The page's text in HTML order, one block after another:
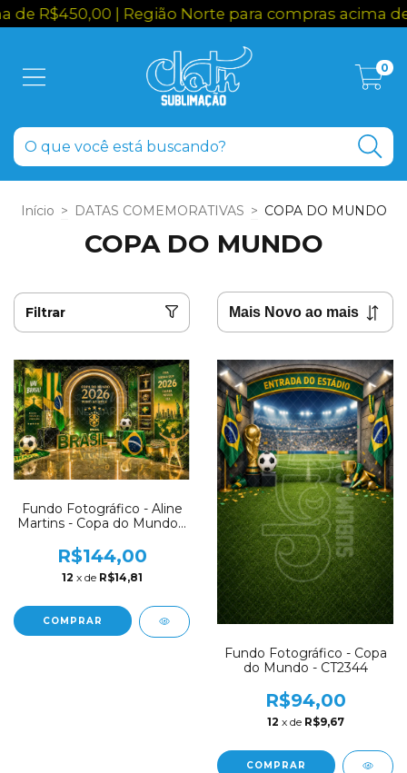
| Região Norte para compras acima de
0
Início > DATAS COMEMORATIVAS > COPA DO MUNDO
COPA DO MUNDO
Filtrar
Fundo Fotográfico - Aline
Martins - Copa do Mundo -
R$144,00
12 x de R$14,81
COMPRAR
Fundo Fotográfico - Copa
do Mundo - CT2344
R$94,00
12 x de R$9,67
COMPRAR